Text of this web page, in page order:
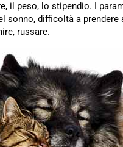
il peso, lo stipendio. I
sonno, difficoltà a
russare.